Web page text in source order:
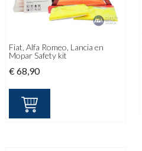
Fiat, Alfa Romeo, Lancia en
Mopar Safety kit
€68,90